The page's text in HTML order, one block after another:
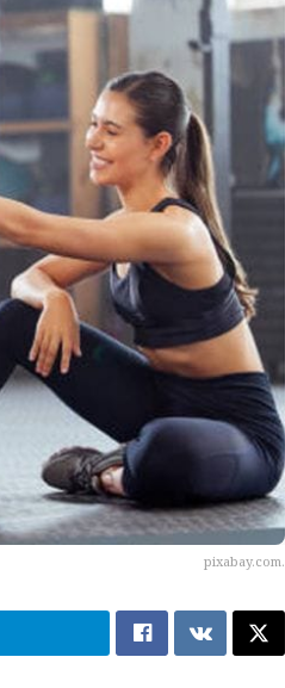
pixabay.com.